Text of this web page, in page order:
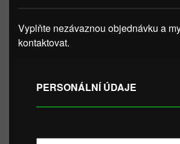
Vyplňte nezávaznou objednávku a
kontaktovat.
PERSONÁLNÍ ÚDAJE